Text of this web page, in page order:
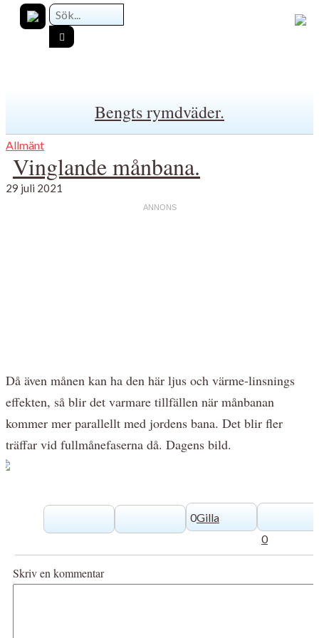
Bengts rymdväder.
Allmänt
Vinglande månbana.
29 juli 2021
Då även månen kan ha den här ljus och värme-linsnings
effekten, så blir det varmare tillfällen när månbanan
kommer mer parallellt med jordens bana. Det blir fler
träffar vid fullmånefaserna då. Dagens bild.
0Gilla
0
Skriv en kommentar